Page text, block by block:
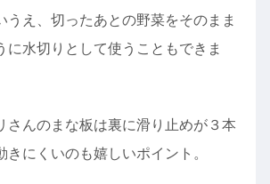
うえ、切ったあとの野菜をそのまま
に水切りとして使うこともできま
さんのまな板は裏に滑り止めが３本
きにくいのも嬉しいポイント。